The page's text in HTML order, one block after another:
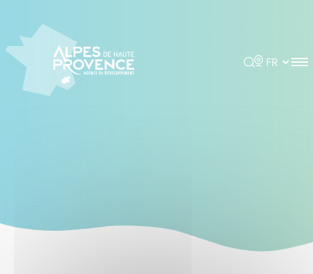
Rechercher
Choisir la